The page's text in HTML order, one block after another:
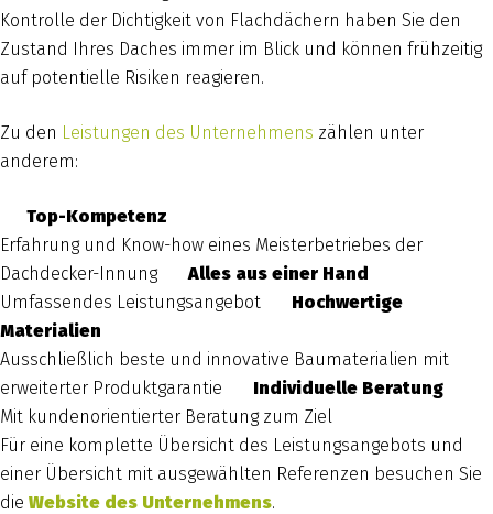
Kontrolle der Dichtigkeit von Flachdächern haben Sie den
Zustand Ihres Daches immer im Blick und können frühzeitig
auf potentielle Risiken reagieren.
Zu den Leistungen des Unternehmens zählen unter
anderem:
Top-Kompetenz
Erfahrung und Know-how eines Meisterbetriebes der
Dachdecker-Innung
Alles aus einer Hand
Umfassendes Leistungsangebot
Hochwertige
Materialien
Ausschließlich beste und innovative Baumaterialien mit
erweiterter Produktgarantie
Individuelle Beratung
Mit kundenorientierter Beratung zum Ziel
Für eine komplette Übersicht des Leistungsangebots und
einer Übersicht mit ausgewählten Referenzen besuchen Sie
die Website des Unternehmens.